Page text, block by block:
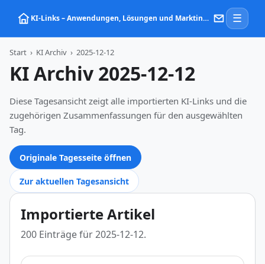
KI‑Links – Anwendungen, Lösungen und Marktinformationen zu Künstlicher Intelligenz ☰
Start › KI Archiv › 2025-12-12
KI Archiv 2025-12-12
Diese Tagesansicht zeigt alle importierten KI-Links und die
zugehörigen Zusammenfassungen für den ausgewählten
Tag.
Originale Tagesseite öffnen
Zur aktuellen Tagesansicht
Importierte Artikel
200 Einträge für 2025-12-12.